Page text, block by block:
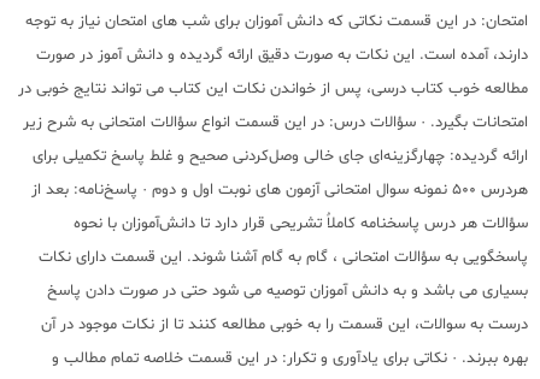
امتحان: در این قسمت نکاتی که دانش آموزان برای شب های امتحان نیاز به توجه
دارند، آمده است. این نکات به صورت دقیق ارائه گردیده و دانش آموز در صورت
مطالعه خوب کتاب درسی، پس از خواندن نکات این کتاب می تواند نتایج خوبی در
امتحانات بگیرد. · سؤالات درس: در این قسمت انواع سؤالات امتحانی به شرح زیر
ارائه گردیده: چهارگزینه‌ای جای خالی وصل‌کردنی صحیح و غلط پاسخ تکمیلی برای
هردرس 500 نمونه سوال امتحانی آزمون های نوبت اول و دوم · پاسخ‌نامه: بعد از
سؤالات هر درس پاسخنامه کاملاٌ تشریحی قرار دارد تا دانش‌آموزان با نحوه
پاسخگویی به سؤالات امتحانی ، گام به گام آشنا شوند. این قسمت دارای نکات
بسیاری می باشد و به دانش آموزان توصیه می شود حتی در صورت دادن پاسخ
درست به سوالات، این قسمت را به خوبی مطالعه کنند تا از نکات موجود در آن
بهره ببرند. · نکاتی برای یادآوری و تکرار: در این قسمت خلاصه تمام مطالب و